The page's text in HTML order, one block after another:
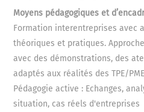
Qu’est-ce
bien le formuler ?
Exemples
pratique sur des
Atelier :
répondre à des
rédiger une
Moyens pédagogiques et
Formation interentreprises avec
théoriques et pratiques.
avec des démonstrations, des
adaptés aux réalités des TPE/
Pédagogie active : Echanges,
situation, cas réels d'entreprises